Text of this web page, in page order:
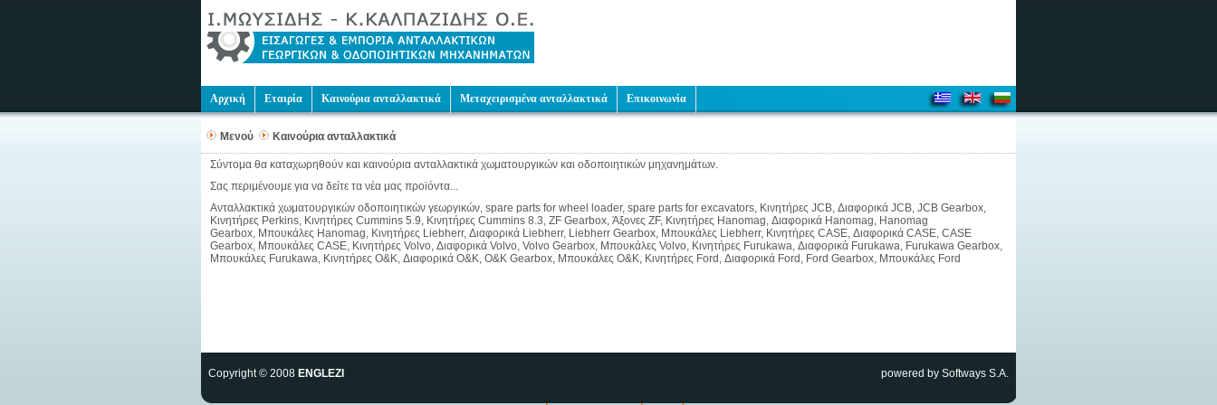
Αρχική Εταιρία Καινούρια ανταλλακτικά Μεταχειρισμένα ανταλλακτικά Επικοινωνία
Μενού Καινούρια ανταλλακτικά
Σύντομα θα καταχωρηθούν και καινούρια ανταλλακτικά χωματουργικών και οδοποιητικών μηχανημάτων.
Σας περιμένουμε για να δείτε τα νέα μας προϊόντα...
Ανταλλακτικά χωματουργικών οδοποιητικών γεωργικών, spare parts for wheel loader, spare parts for excavators, Κινητήρες JCB, Διαφορικά JCB, JCB Gearbox,
Κινητήρες Perkins, Κινητήρες Cummins 5.9, Κινητήρες Cummins 8.3, ZF Gearbox, Άξονες ZF, Κινητήρες Hanomag, Διαφορικά Hanomag, Hanomag
Gearbox, Μπουκάλες Hanomag, Κινητήρες Liebherr, Διαφορικά Liebherr, Liebherr Gearbox, Μπουκάλες Liebherr, Κινητήρες CASE, Διαφορικά CASE, CASE
Gearbox, Μπουκάλες CASE, Κινητήρες Volvo, Διαφορικά Volvo, Volvo Gearbox, Μπουκάλες Volvo, Κινητήρες Furukawa, Διαφορικά Furukawa, Furukawa Gearbox,
Μπουκάλες Furukawa, Κινητήρες O&K, Διαφορικά O&K, O&K Gearbox, Μπουκάλες O&K, Κινητήρες Ford, Διαφορικά Ford, Ford Gearbox, Μπουκάλες Ford
Copyright © 2008 ENGLEZI powered by Softways S.A.